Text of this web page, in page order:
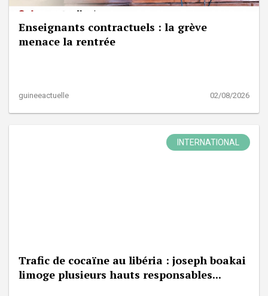
Enseignants contractuels : la grève
menace la rentrée
guineeactuelle 02/08/2026
INTERNATIONAL
Trafic de cocaïne au libéria : joseph boakai
limoge plusieurs hauts responsables...